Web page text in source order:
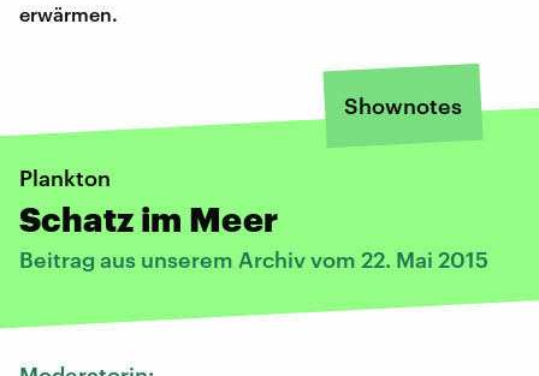
erwärmen.
Shownotes
Plankton
Schatz im Meer
Beitrag aus unserem Archiv vom 22. Mai 2015